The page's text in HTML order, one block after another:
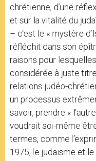
chrétienne, d’une
et sur la vitalité du
– c’est le « mystère
réfléchit dans son
raisons pour
considérée à juste
relations judéo-
un processus
savoir, prendre «
voudrait soi-même
termes, comme
1975, le judaïsme et